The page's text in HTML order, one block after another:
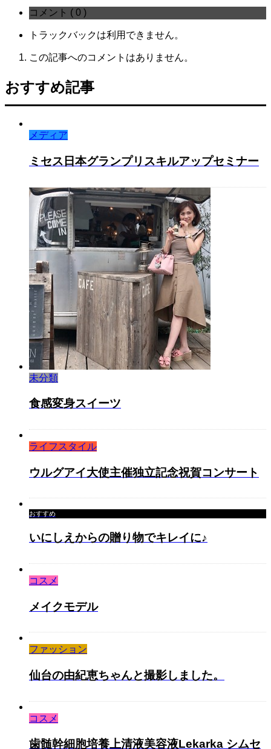
コメント ( 0 )
トラックバックは利用できません。
この記事へのコメントはありません。
おすすめ記事
メディア
ミセス日本グランプリスキルアップセミナー
未分類
食感変身スイーツ
ライフスタイル
ウルグアイ大使主催独立記念祝賀コンサート
おすすめ
いにしえからの贈り物でキレイに♪
コスメ
メイクモデル
ファッション
仙台の由紀恵ちゃんと撮影しました。
コスメ
歯髄幹細胞培養上清液美容液Lekarka シムセ